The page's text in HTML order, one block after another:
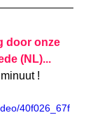
door onze
(NL)...
!
40f026_67f